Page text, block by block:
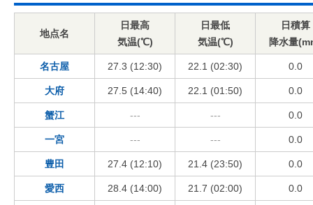
地点名
日最高
気温(℃)
日最低
気温(℃)
日積算
降水量
名古屋 27.3 (12:30) 22.1 (02:30) 0.0
大府 27.5 (14:40) 22.1 (01:50) 0.0
蟹江 --- --- 0.0
一宮 --- --- 0.0
豊田 27.4 (12:10) 21.4 (23:50) 0.0
愛西 28.4 (14:00) 21.7 (02:00) 0.0